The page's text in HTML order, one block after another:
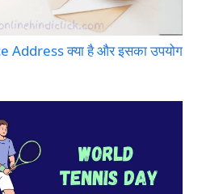
क्या है और इसका उपयोग